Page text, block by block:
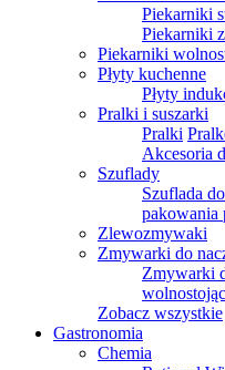
Piekarniki
Piekarniki
Piekarniki
Płyty kuchenne
Płyty
Pralki i suszarki
Pralki
Akcesoria
Szuflady
Szuflada
pakowania
Zlewozmywaki
Zmywarki do
Zmywarki
Zobacz wszystkie
Gastronomia
Chemia